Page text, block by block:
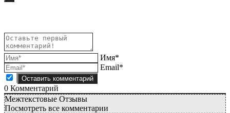
Имя*
Email*
0 Комментарий
Межтекстовые Отзывы
Посмотреть все комментарии